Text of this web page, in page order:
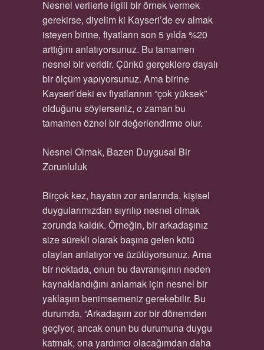
Nesnel verilerle ilgili bir örnek vermek
gerekirse, diyelim ki Kayseri’de ev almak
isteyen birine, fiyatların son 5 yılda %20
arttığını anlatıyorsunuz. Bu tamamen
nesnel bir veridir. Çünkü gerçeklere dayalı
bir ölçüm yapıyorsunuz. Ama birine
Kayseri’deki ev fiyatlarının “çok yüksek”
olduğunu söylerseniz, o zaman bu
tamamen öznel bir değerlendirme olur.
Nesnel Olmak, Bazen Duygusal Bir
Zorunluluk
Birçok kez, hayatın zor anlarında, kişisel
duygularımızdan sıyrılıp nesnel olmak
zorunda kaldık. Örneğin, bir arkadaşınız
size sürekli olarak başına gelen kötü
olayları anlatıyor ve üzülüyorsunuz. Ama
bir noktada, onun bu davranışının neden
kaynaklandığını anlamak için nesnel bir
yaklaşım benimsemeniz gerekebilir. Bu
durumda, “Arkadaşım zor bir dönemden
geçiyor, ancak onun bu durumuna duygu
katmak, ona yardımcı olacağımdan daha